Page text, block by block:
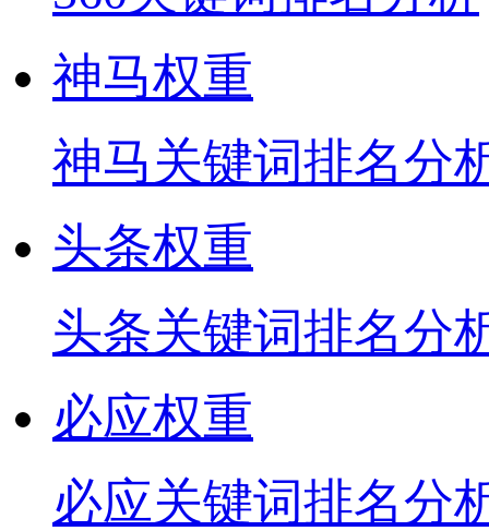
神马权重
神马关键词排名分
头条权重
头条关键词排名分
必应权重
必应关键词排名分